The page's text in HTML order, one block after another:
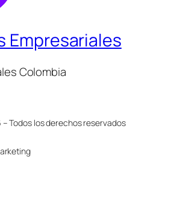
Empresariales
Colombia
Todos los derechos reservados